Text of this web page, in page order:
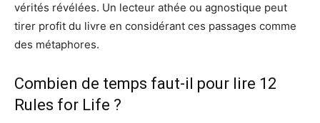
vérités révélées. Un lecteur athée ou agnostique peut
tirer profit du livre en considérant ces passages comme
des métaphores.
Combien de temps faut-il pour lire 12
Rules for Life ?